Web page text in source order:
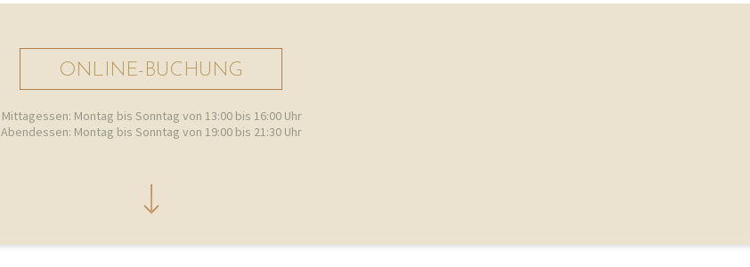
ONLINE-BUCHUNG
Mittagessen: Montag bis Sonntag von 13:00 bis 16:00 Uhr
Abendessen: Montag bis Sonntag von 19:00 bis 21:30 Uhr